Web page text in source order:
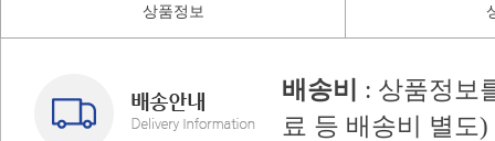
상품정보
배송비
: 상품정보
료 등 배송비 별도)